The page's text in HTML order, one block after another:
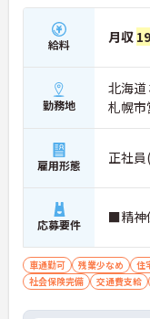
給料 月収
勤務地
北海道
札幌
雇用形態 正社
応募要件 ■精神
車通勤可 残業少なめ 住
社会保険完備
交通費支給